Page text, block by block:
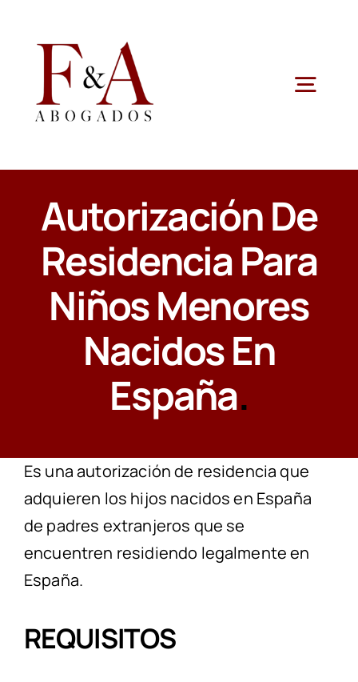
contenido
QUIENES SOMOS
ÁREAS JURÍDICAS
NOTICIAS
CONTACTAR
Autorización De
Residencia Para
Niños Menores
Nacidos En
España.
Es una autorización de residencia que
adquieren los hijos nacidos en España
de padres extranjeros que se
encuentren residiendo legalmente en
España.
REQUISITOS